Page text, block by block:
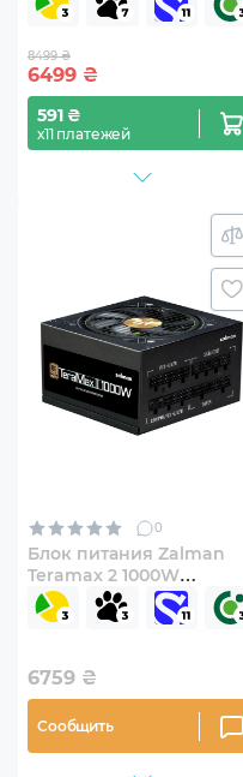
8499 ₴
6499 ₴
591 ₴
х11 платежей
0
Блок питания Zalman
Teramax 2 1000W
(ZM1000-TMX2)
6759 ₴
Сообщить